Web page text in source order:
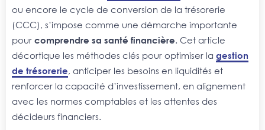
ou encore le cycle de conversion de la trésorerie
(CCC), s’impose comme une démarche importante
pour comprendre sa santé financière. Cet article
décortique les méthodes clés pour optimiser la gestion
de trésorerie, anticiper les besoins en liquidités et
renforcer la capacité d’investissement, en alignement
avec les normes comptables et les attentes des
décideurs financiers.